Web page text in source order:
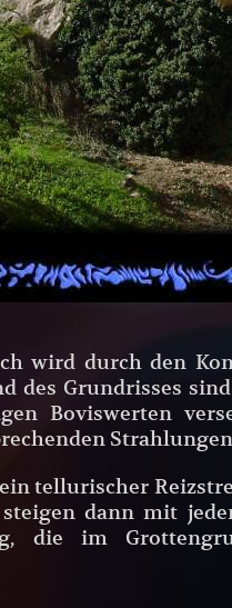
wird durch den
des Grundrisses
Boviswerten
tellurischer
dann mit
die im